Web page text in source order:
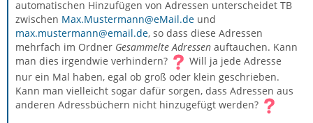
automatischen Hinzufügen von Adressen unterscheidet TB
zwischen Max.Mustermann@eMail.de und
max.mustermann@email.de, so dass diese Adressen
mehrfach im Ordner Gesammelte Adressen auftauchen. Kann
man dies irgendwie verhindern?
Will ja jede Adresse
nur ein Mal haben, egal ob groß oder klein geschrieben.
Kann man vielleicht sogar dafür sorgen, dass Adressen aus
anderen Adressbüchern nicht hinzugefügt werden?